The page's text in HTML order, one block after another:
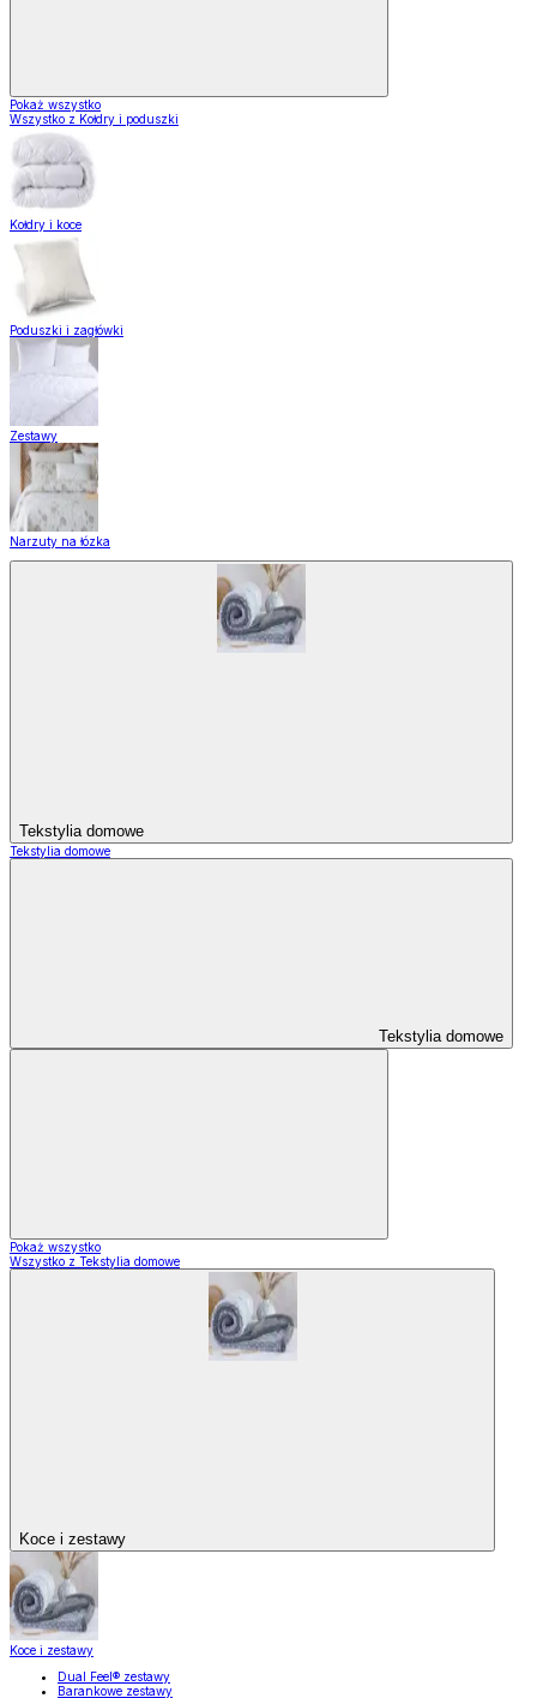
Pokaż wszystko
Wszystko z Kołdry i poduszki
Kołdry i koce
Poduszki i zagłówki
Zestawy
Narzuty na łózka
Tekstylia domowe
Tekstylia domowe
Tekstylia domowe
Pokaż wszystko
Wszystko z Tekstylia domowe
Koce i zestawy
Koce i zestawy
Dual Feel® zestawy
Barankowe zestawy